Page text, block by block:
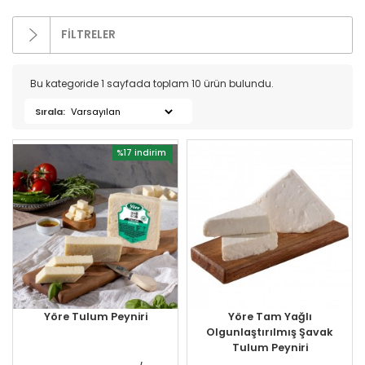
FİLTRELER
Kategoriler
İndirimli Ürünler (4)
Süt Ürünleri (271)
- Kaymak (6)
- Krema (4)
- Peynirler (162)
Beyaz Peynir (46)
İthal Peynirler (2)
Kaşar Peyniri (38)
Bu kategoride 1 sayfada toplam 10 ürün bulundu.
Sırala:
%17 indirim
Yöre Tulum Peyniri
Yöre Tam Yağlı
Olgunlaştırılmış Şavak
Tulum Peyniri